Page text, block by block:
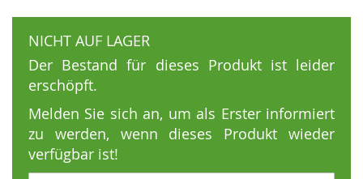
NICHT AUF LAGER
Der Bestand für dieses Produkt ist leider
erschöpft.
Melden Sie sich an, um als Erster informiert
zu werden, wenn dieses Produkt wieder
verfügbar ist!